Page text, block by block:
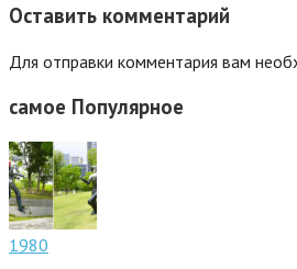
Оставить комментарий
Для отправки комментария вам
самое Популярное
1980